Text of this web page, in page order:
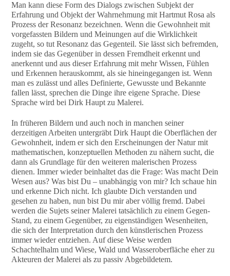
Man kann diese Form des Dialogs zwischen Subjekt der
Erfahrung und Objekt der Wahrnehmung mit Hartmut Rosa als
Prozess der Resonanz bezeichnen. Wenn die Gewohnheit mit
vorgefassten Bildern und Meinungen auf die Wirklichkeit
zugeht, so tut Resonanz das Gegenteil. Sie lässt sich befremden,
indem sie das Gegenüber in dessen Fremdheit erkennt und
anerkennt und aus dieser Erfahrung mit mehr Wissen, Fühlen
und Erkennen herauskommt, als sie hineingegangen ist. Wenn
man es zulässt und alles Definierte, Gewusste und Bekannte
fallen lässt, sprechen die Dinge ihre eigene Sprache. Diese
Sprache wird bei Dirk Haupt zu Malerei.
In früheren Bildern und auch noch in manchen seiner
derzeitigen Arbeiten untergräbt Dirk Haupt die Oberflächen der
Gewohnheit, indem er sich den Erscheinungen der Natur mit
mathematischen, konzeptuellen Methoden zu nähern sucht, die
dann als Grundlage für den weiteren malerischen Prozess
dienen. Immer wieder beinhaltet das die Frage: Was macht Dein
Wesen aus? Was bist Du – unabhängig von mir? Ich schaue hin
und erkenne Dich nicht. Ich glaubte Dich verstanden und
gesehen zu haben, nun bist Du mir aber völlig fremd. Dabei
werden die Sujets seiner Malerei tatsächlich zu einem Gegen-
Stand, zu einem Gegenüber, zu eigenständigen Wesenheiten,
die sich der Interpretation durch den künstlerischen Prozess
immer wieder entziehen. Auf diese Weise werden
Schachtelhalm und Wiese, Wald und Wasseroberfläche eher zu
Akteuren der Malerei als zu passiv Abgebildetem.